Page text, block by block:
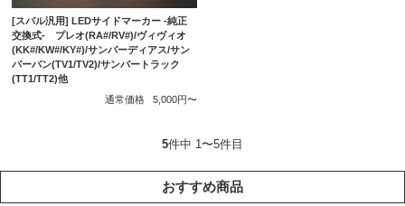
[スバル汎用] LEDサイドマーカー -純正
交換式- プレオ(RA#/RV#)/ヴィヴィオ
(KK#/KW#/KY#)/サンバーディアス/サン
バーバン(TV1/TV2)/サンバートラック
(TT1/TT2)他
通常価格
5,000円〜
5件中 1〜5件目
おすすめ商品